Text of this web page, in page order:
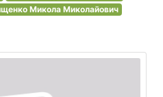
Микола Миколайович